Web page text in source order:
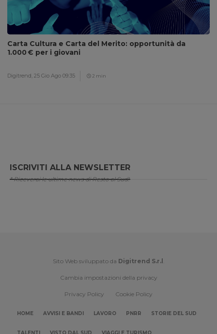
Carta Cultura e Carta del Merito: opportunità da
1.000 € per i giovani
Digitrend, 25 Gio Ago 09:35 2 min
ISCRIVITI ALLA NEWSLETTER
* Riceverai le ultime news di Resto al Sud!
Sito Web sviluppato da Digitrend S.r.l .
Cambia impostazioni della privacy
Privacy Policy Cookie Policy
HOME AVVISI E BANDI LAVORO PNRR STORIE DEL SUD